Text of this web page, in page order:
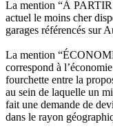
La mention “À
actuel le moins cher
garages référencés sur
La mention
correspond à
fourchette entre la
au sein de laquelle un
fait une demande de
dans le rayon